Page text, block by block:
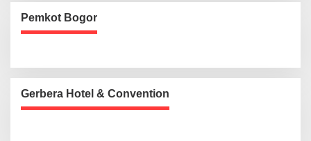
Pemkot Bogor
Gerbera Hotel & Convention